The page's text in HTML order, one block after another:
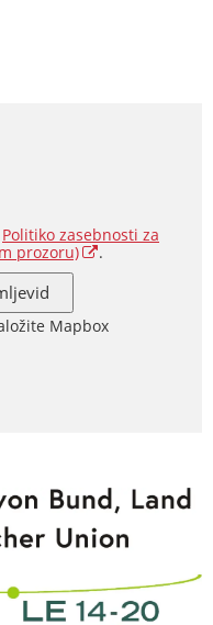
Politiko zasebnosti za
prozoru) .
Mapbox